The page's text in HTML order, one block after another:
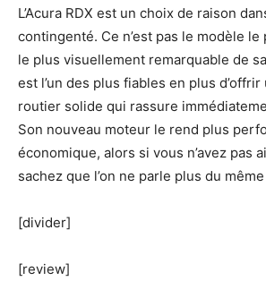
L’Acura RDX est un choix de raison
contingenté. Ce n’est pas le modèle
le plus visuellement remarquable de
est l’un des plus fiables en plus
routier solide qui rassure
Son nouveau moteur le rend plus
économique, alors si vous n’avez pas
sachez que l’on ne parle plus du
[divider]
[review]